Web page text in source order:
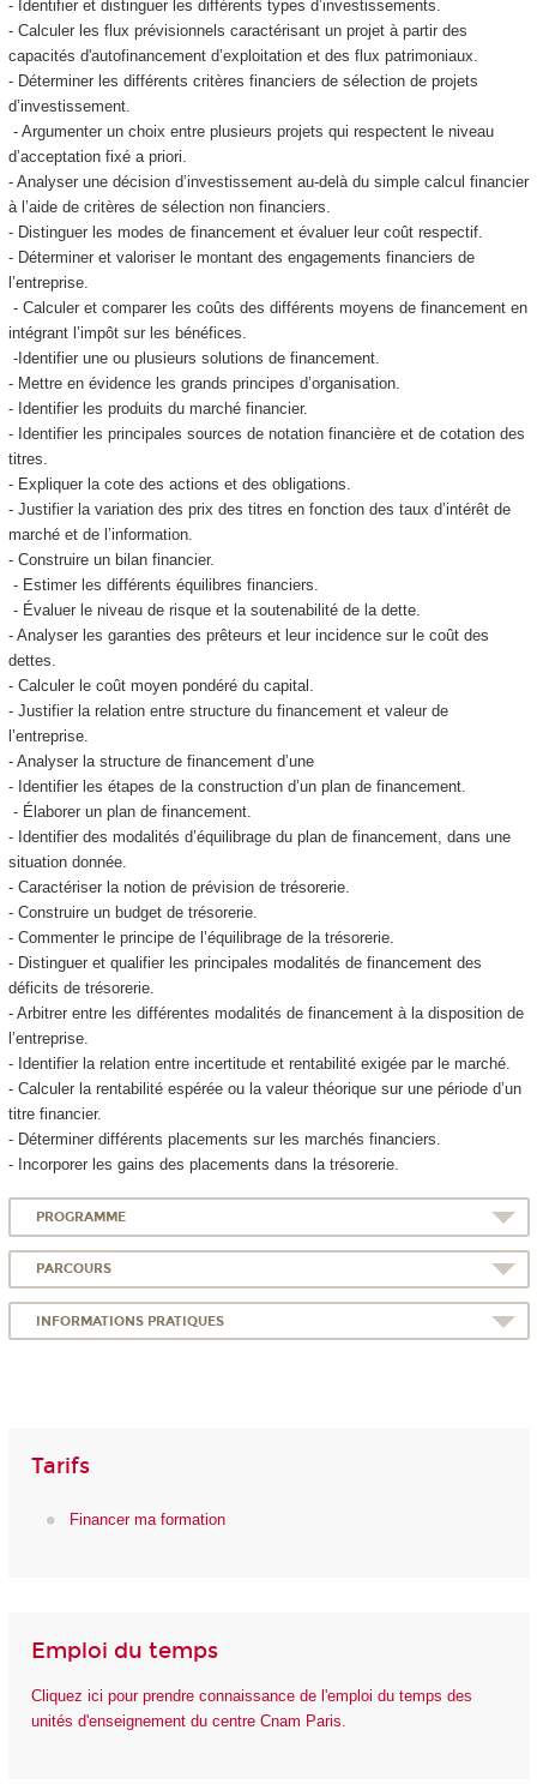
- Identifier et distinguer les différents types d’investissements.
- Calculer les flux prévisionnels caractérisant un projet à partir des
capacités d'autofinancement d’exploitation et des flux patrimoniaux.
- Déterminer les différents critères financiers de sélection de projets
d’investissement.
- Argumenter un choix entre plusieurs projets qui respectent le niveau
d’acceptation fixé a priori.
- Analyser une décision d’investissement au-delà du simple calcul financier
à l’aide de critères de sélection non financiers.
- Distinguer les modes de financement et évaluer leur coût respectif.
- Déterminer et valoriser le montant des engagements financiers de
l’entreprise.
- Calculer et comparer les coûts des différents moyens de financement en
intégrant l’impôt sur les bénéfices.
-Identifier une ou plusieurs solutions de financement.
- Mettre en évidence les grands principes d’organisation.
- Identifier les produits du marché financier.
- Identifier les principales sources de notation financière et de cotation des
titres.
- Expliquer la cote des actions et des obligations.
- Justifier la variation des prix des titres en fonction des taux d’intérêt de
marché et de l’information.
- Construire un bilan financier.
- Estimer les différents équilibres financiers.
- Évaluer le niveau de risque et la soutenabilité de la dette.
- Analyser les garanties des prêteurs et leur incidence sur le coût des
dettes.
- Calculer le coût moyen pondéré du capital.
- Justifier la relation entre structure du financement et valeur de
l’entreprise.
- Analyser la structure de financement d’une
- Identifier les étapes de la construction d’un plan de financement.
- Élaborer un plan de financement.
- Identifier des modalités d’équilibrage du plan de financement, dans une
situation donnée.
- Caractériser la notion de prévision de trésorerie.
- Construire un budget de trésorerie.
- Commenter le principe de l’équilibrage de la trésorerie.
- Distinguer et qualifier les principales modalités de financement des
déficits de trésorerie.
- Arbitrer entre les différentes modalités de financement à la disposition de
l’entreprise.
- Identifier la relation entre incertitude et rentabilité exigée par le marché.
- Calculer la rentabilité espérée ou la valeur théorique sur une période d’un
titre financier.
- Déterminer différents placements sur les marchés financiers.
- Incorporer les gains des placements dans la trésorerie.
PROGRAMME
PARCOURS
INFORMATIONS PRATIQUES
Tarifs
Financer ma formation
Emploi du temps
Cliquez ici pour prendre connaissance de l'emploi du temps des
unités d'enseignement du centre Cnam Paris.